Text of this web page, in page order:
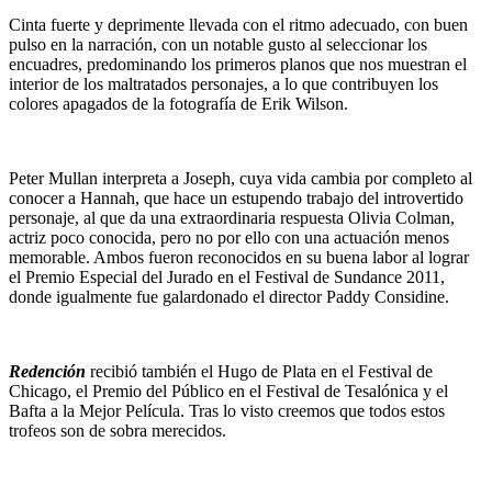
Cinta fuerte y deprimente llevada con el ritmo adecuado, con buen
pulso en la narración, con un notable gusto al seleccionar los
encuadres, predominando los primeros planos que nos muestran el
interior de los maltratados personajes, a lo que contribuyen los
colores apagados de la fotografía de Erik Wilson.
Peter Mullan interpreta a Joseph, cuya vida cambia por completo al
conocer a Hannah, que hace un estupendo trabajo del introvertido
personaje, al que da una extraordinaria respuesta Olivia Colman,
actriz poco conocida, pero no por ello con una actuación menos
memorable. Ambos fueron reconocidos en su buena labor al lograr
el Premio Especial del Jurado en el Festival de Sundance 2011,
donde igualmente fue galardonado el director Paddy Considine.
Redención recibió también el Hugo de Plata en el Festival de
Chicago, el Premio del Público en el Festival de Tesalónica y el
Bafta a la Mejor Película. Tras lo visto creemos que todos estos
trofeos son de sobra merecidos.